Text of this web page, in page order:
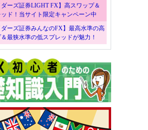
ダーズ証券LIGHT FX】高スワップ＆
ド！当サイト限定キャンペーン中
ダーズ証券みんなのFX】最高水準の高
最狭水準の低スプレッドが魅力！